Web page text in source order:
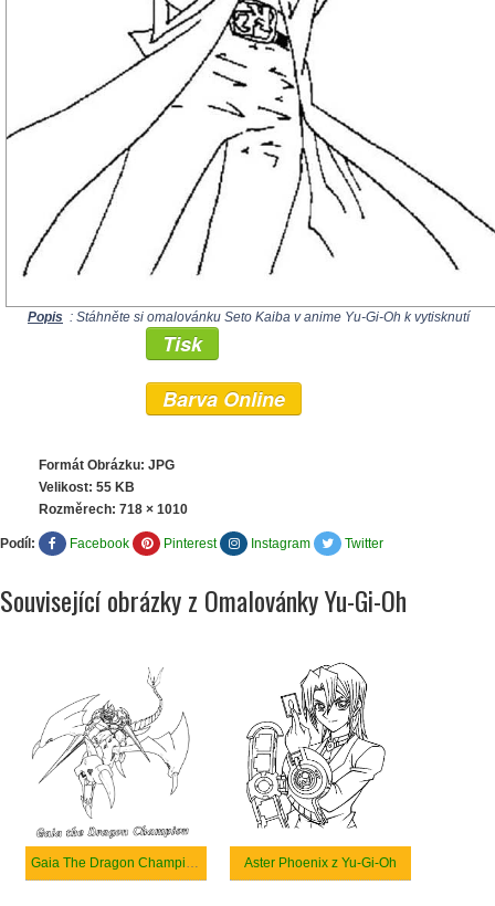
Popis : Stáhněte si omalovánku Seto Kaiba v anime Yu-Gi-Oh k vytisknutí
Tisk
Barva Online
Formát Obrázku: JPG
Velikost: 55 KB
Rozměrech: 718 × 1010
Podíl: Facebook Pinterest Instagram Twitter
Související obrázky z Omalovánky Yu-Gi-Oh
Gaia The Dragon Champion v Yu-Gi-Oh Aster Phoenix z Yu-Gi-Oh